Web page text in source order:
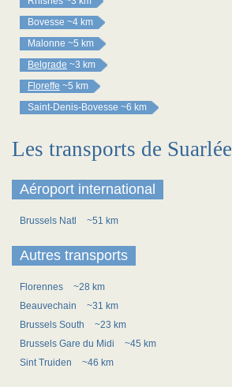
Bovesse ~4 km
Malonne ~5 km
Belgrade ~3 km
Floreffe ~5 km
Saint-Denis-Bovesse ~6 km
Les transports de Suarlée
Aéroport international
Brussels Natl ~51 km
Autres transports
Florennes
~28 km
Beauvechain
~31 km
Brussels South
~23 km
Brussels Gare du Midi
~45 km
Sint Truiden
~46 km